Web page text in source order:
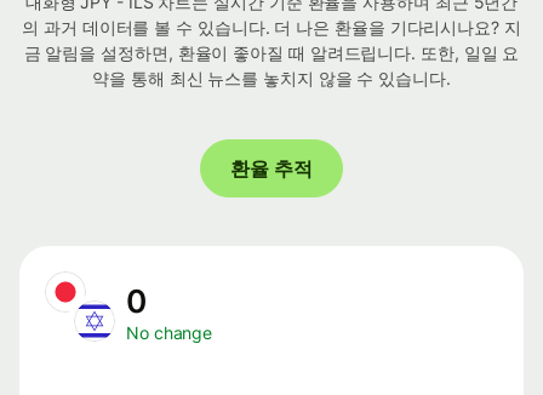
의 과거 데이터를 볼 수 있습니다. 더 나은 환율을 기다리시나요? 지
금 알림을 설정하면, 환율이 좋아질 때 알려드립니다. 또한, 일일 요
약을 통해 최신 뉴스를 놓치지 않을 수 있습니다.
환율 추적
0
No change